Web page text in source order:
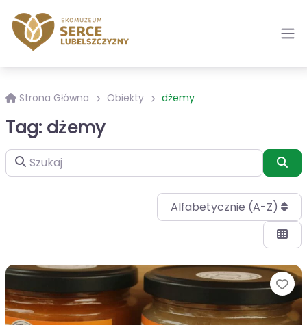
Strona Główna Obiekty dżemy
Tag: dżemy
Szukaj
Alfabetycznie (A-Z)